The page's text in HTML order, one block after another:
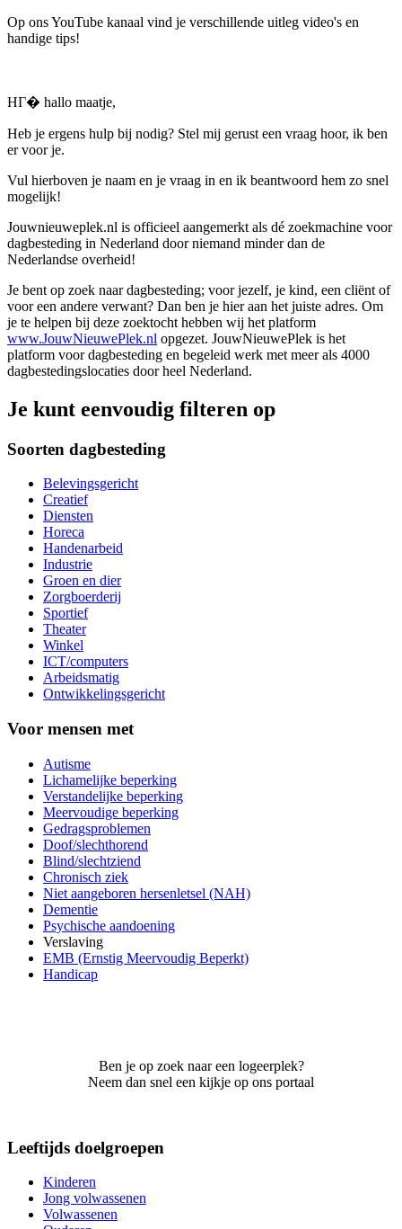
Op ons YouTube kanaal vind je verschillende uitleg video's en
handige tips!
HГ� hallo maatje,
Heb je ergens hulp bij nodig? Stel mij gerust een vraag hoor, ik ben
er voor je.
Vul hierboven je naam en je vraag in en ik beantwoord hem zo snel
mogelijk!
Jouwnieuweplek.nl is officieel aangemerkt als dé zoekmachine voor
dagbesteding in Nederland door niemand minder dan de
Nederlandse overheid!
Je bent op zoek naar dagbesteding; voor jezelf, je kind, een cliënt of
voor een andere verwant? Dan ben je hier aan het juiste adres. Om
je te helpen bij deze zoektocht hebben wij het platform
www.JouwNieuwePlek.nl opgezet. JouwNieuwePlek is het
platform voor dagbesteding en begeleid werk met meer als 4000
dagbestedingslocaties door heel Nederland.
Je kunt eenvoudig filteren op
Soorten dagbesteding
Belevingsgericht
Creatief
Diensten
Horeca
Handenarbeid
Industrie
Groen en dier
Zorgboerderij
Sportief
Theater
Winkel
ICT/computers
Arbeidsmatig
Ontwikkelingsgericht
Voor mensen met
Autisme
Lichamelijke beperking
Verstandelijke beperking
Meervoudige beperking
Gedragsproblemen
Doof/slechthorend
Blind/slechtziend
Chronisch ziek
Niet aangeboren hersenletsel (NAH)
Dementie
Psychische aandoening
Verslaving
EMB (Ernstig Meervoudig Beperkt)
Handicap
Ben je op zoek naar een logeerplek?
Neem dan snel een kijkje op ons portaal
Leeftijds doelgroepen
Kinderen
Jong volwassenen
Volwassenen